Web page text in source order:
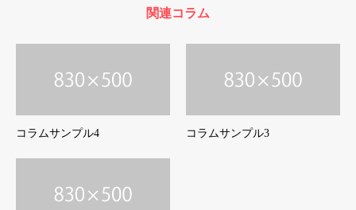
関連コラム
コラムサンプル4 コラムサンプル3